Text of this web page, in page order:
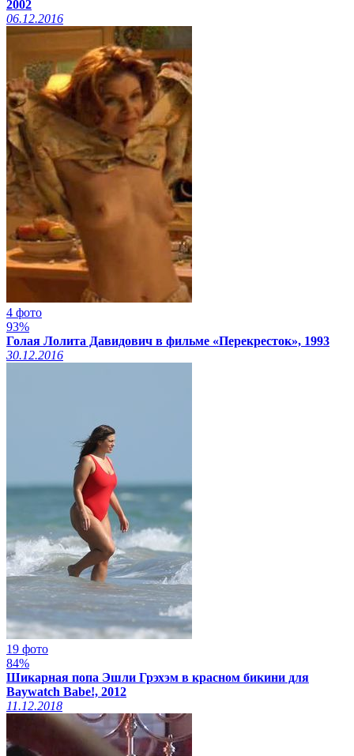
2002
06.12.2016
4 фото
93%
Голая Лолита Давидович в фильме «Перекресток», 1993
30.12.2016
19 фото
84%
Шикарная попа Эшли Грэхэм в красном бикини для
Baywatch Babe!, 2012
11.12.2018